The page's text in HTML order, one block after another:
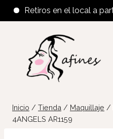
Retiros en el local a partir
contenido
Inicio / Tienda / Maquillaje /
4ANGELS AR1159